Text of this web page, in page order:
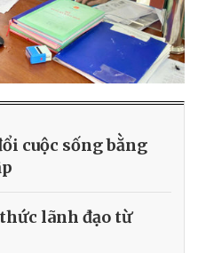
cuộc sống bằng
lãnh đạo từ